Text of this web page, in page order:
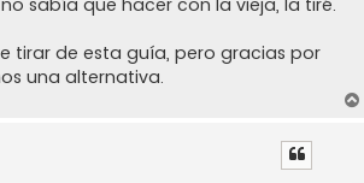
tirar de esta guía, pero gracias por
una alternativa.